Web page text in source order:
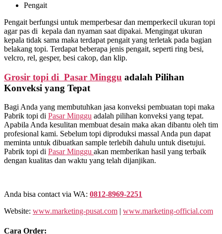
Pengait
Pengait berfungsi untuk memperbesar dan memperkecil ukuran topi
agar pas di kepala dan nyaman saat dipakai. Mengingat ukuran
kepala tidak sama maka terdapat pengait yang terletak pada bagian
belakang topi. Terdapat beberapa jenis pengait, seperti ring besi,
velcro, rel, gesper, besi cakop, dan klip.
Grosir topi di Pasar Minggu adalah Pilihan
Konveksi yang Tepat
Bagi Anda yang membutuhkan jasa konveksi pembuatan topi maka
Pabrik topi di Pasar Minggu adalah pilihan konveksi yang tepat.
Apabila Anda kesulitan membuat desain maka akan dibantu oleh tim
profesional kami. Sebelum topi diproduksi massal Anda pun dapat
meminta untuk dibuatkan sample terlebih dahulu untuk disetujui.
Pabrik topi di Pasar Minggu akan memberikan hasil yang terbaik
dengan kualitas dan waktu yang telah dijanjikan.
Anda bisa contact via WA: 0812-8969-2251
Website: www.marketing-pusat.com | www.marketing-official.com
Cara Order: